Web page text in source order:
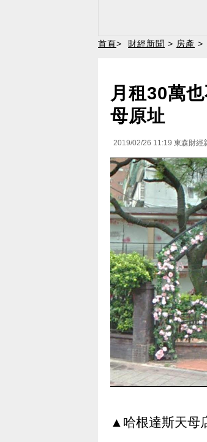
首頁> 財經新聞 > 房產 >
月租30萬
母原址
2019/02/26 11:19 東森財經
▲哈根達斯天母